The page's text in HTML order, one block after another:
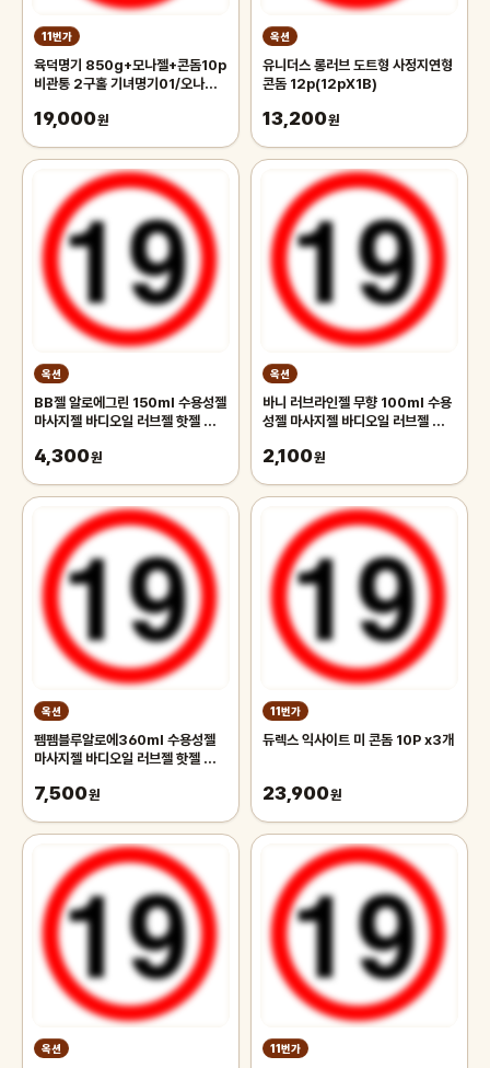
11번가
육덕명기 850g+모나젤+콘돔10p
비관통 2구홀 기녀명기01/오나홀/
19,000원
옥션
유니더스 롱러브 도트형 사정지연형
콘돔 12p(12pX1B)
13,200원
옥션
BB젤 알로에그린 150ml 수용성젤
마사지젤 바디오일 러브젤 핫젤 성인
기
4,300원
옥션
바니 러브라인젤 무향 100ml 수용
성젤 마사지젤 바디오일 러브젤 핫젤
2,100원
옥션
펨펨블루알로에360ml 수용성젤
마사지젤 바디오일 러브젤 핫젤 성인
크림
7,500원
11번가
듀렉스 익사이트 미 콘돔 10P x3개
23,900원
옥션 11번가